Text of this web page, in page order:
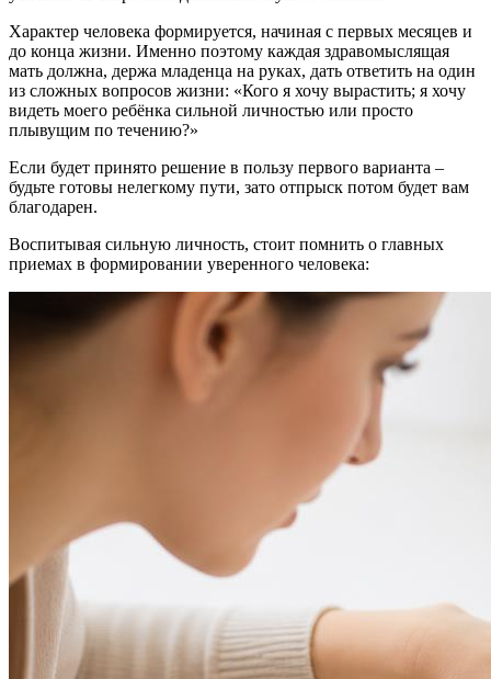
Характер человека формируется, начиная с первых месяцев и
до конца жизни. Именно поэтому каждая здравомыслящая
мать должна, держа младенца на руках, дать ответить на один
из сложных вопросов жизни: «Кого я хочу вырастить; я хочу
видеть моего ребёнка сильной личностью или просто
плывущим по течению?»
Если будет принято решение в пользу первого варианта –
будьте готовы нелегкому пути, зато отпрыск потом будет вам
благодарен.
Воспитывая сильную личность, стоит помнить о главных
приемах в формировании уверенного человека: